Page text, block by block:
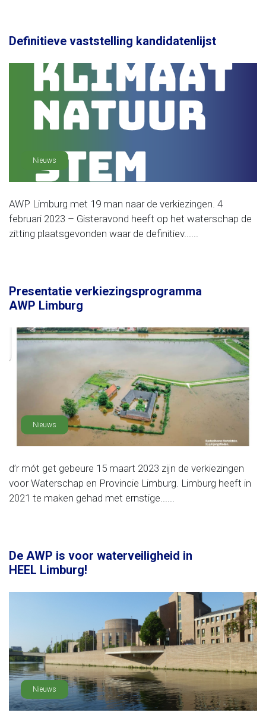
Definitieve vaststelling kandidatenlijst
Nieuws
AWP Limburg met 19 man naar de verkiezingen. 4
februari 2023 – Gisteravond heeft op het waterschap de
zitting plaatsgevonden waar de definitiev......
Presentatie verkiezingsprogramma
AWP Limburg
Nieuws
d’r mót get gebeure 15 maart 2023 zijn de verkiezingen
voor Waterschap en Provincie Limburg. Limburg heeft in
2021 te maken gehad met ernstige......
De AWP is voor waterveiligheid in
HEEL Limburg!
Nieuws